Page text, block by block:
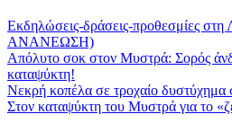
Εκδηλώσεις-δράσεις-προθεσμίες
ΑΝΑΝΕΩΣΗ)
Απόλυτο σοκ στον Μυστρά: Σορός
καταψύκτη!
Νεκρή κοπέλα σε τροχαίο δυστύχημα
Στον καταψύκτη του Μυστρά για το